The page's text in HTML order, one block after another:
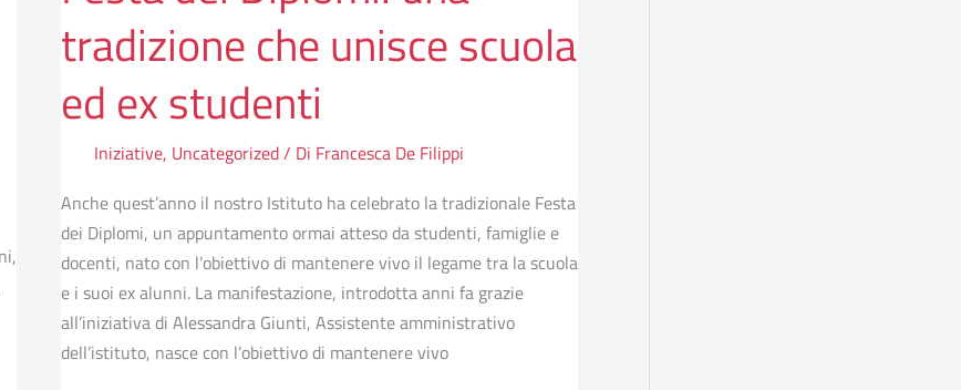
tradizione che unisce scuola
ed ex studenti
Iniziative, Uncategorized/ Di Francesca De Filippi
Anche quest’anno il nostro Istituto ha celebrato la tradizionale Festa
dei Diplomi, un appuntamento ormai atteso da studenti, famiglie e
docenti, nato con l’obiettivo di mantenere vivo il legame tra la scuola
e i suoi ex alunni. La manifestazione, introdotta anni fa grazie
all’iniziativa di Alessandra Giunti, Assistente amministrativo
dell’istituto, nasce con l’obiettivo di mantenere vivo